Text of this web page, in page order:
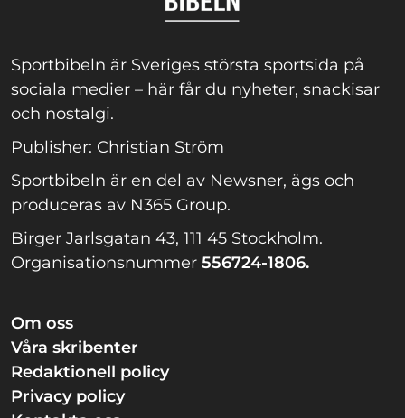
Sportbibeln är Sveriges största sportsida på
sociala medier – här får du nyheter, snackisar
och nostalgi.
Publisher: Christian Ström
Sportbibeln är en del av Newsner, ägs och
produceras av N365 Group.
Birger Jarlsgatan 43, 111 45 Stockholm.
Organisationsnummer 556724-1806.
Om oss
Våra skribenter
Redaktionell policy
Privacy policy